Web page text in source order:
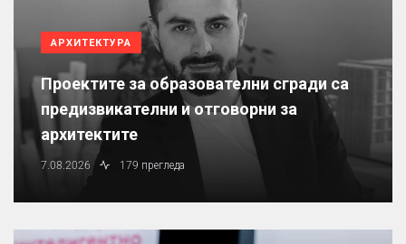
АРХИТЕКТУРА
Проектите за образователни сгради са
предизвикателни и отговорни за
архитектите
7.08.2026 179 прегледа